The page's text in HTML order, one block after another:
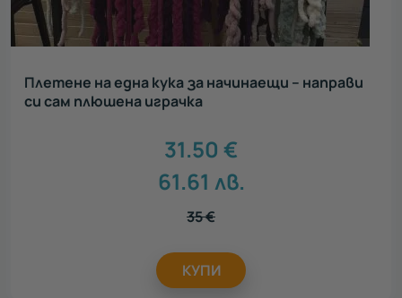
Плетене на една кука за начинаещи – направи
си сам плюшена играчка
31.50 €
61.61 лв.
35€
КУПИ